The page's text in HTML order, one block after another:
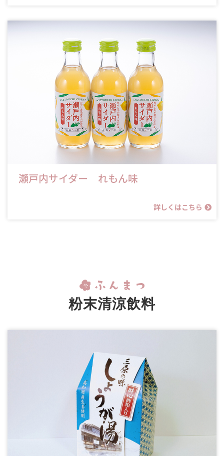
瀬戸内サイダー れもん味
詳しくはこちら
粉末清涼飲料